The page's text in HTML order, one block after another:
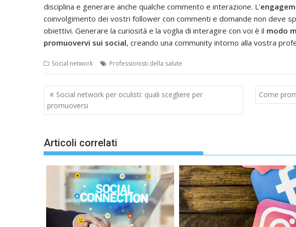
disciplina e generare anche qualche commento e interazione. L’
coinvolgimento dei vostri follower con commenti e domande non deve
obiettivi. Generare la curiosità e la voglia di interagire con voi è il modo
promuovervi sui social, creando una community intorno alla vostra
Social network Professionisti della salute
Navigazione
articoli
Social network per oculisti: quali scegliere per
promuoversi
Come
Articoli correlati